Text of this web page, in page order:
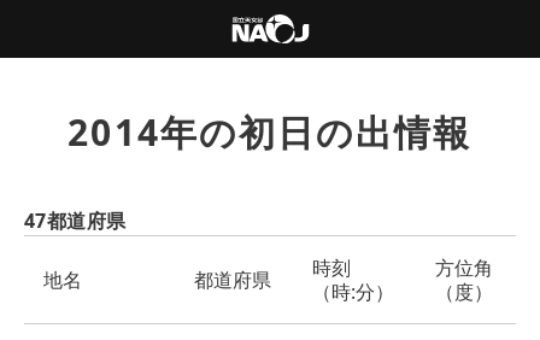
2014年の初日の出情報
47都道府県
地名 都道府県
時刻
（時:分）
方位角
（度）